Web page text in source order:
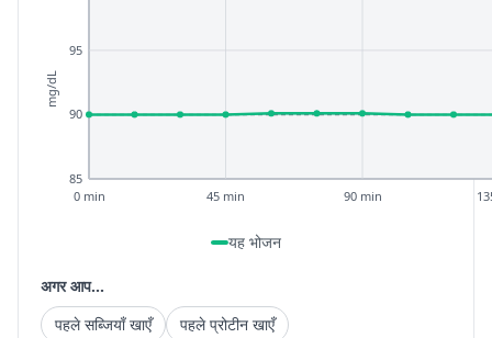
85
90
95
0 min 45 min 90 min
mg/dL
यह भोजन
अगर आप...
पहले सब्जियाँ खाएँ
पहले प्रोटीन खाएँ